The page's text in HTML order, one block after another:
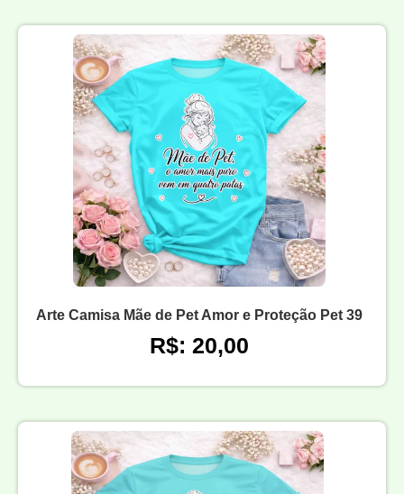
Arte Camisa Mãe de Pet Amor e Proteção Pet 39
R$: 20,00